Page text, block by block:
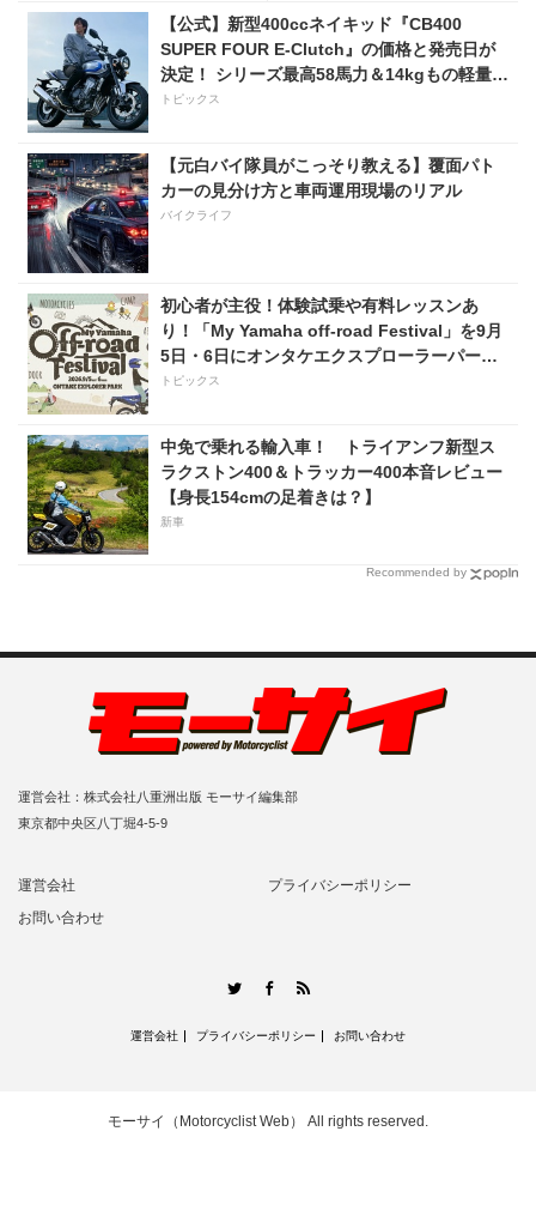
置きの98万100円！
【公式】新型400ccネイキッド『CB400
SUPER FOUR E-Clutch』の価格と発売日が
決定！ シリーズ最高58馬力＆14kgもの軽量
化!? 完全に「旧CB400SF」を超えた!?
トピックス
【元白バイ隊員がこっそり教える】覆面パト
カーの見分け方と車両運用現場のリアル
バイクライフ
初心者が主役！体験試乗や有料レッスンあ
り！「My Yamaha off-road Festival」を9月
5日・6日にオンタケエクスプローラーパーク
で実施！
トピックス
中免で乗れる輸入車！ トライアンフ新型ス
ラクストン400＆トラッカー400本音レビュー
【身長154cmの足着きは？】
新車
Recommended by
運営会社：株式会社八重洲出版 モーサイ編集部
東京都中央区八丁堀4-5-9
運営会社
プライバシーポリシー
お問い合わせ
TwitterFacebook
運営会社 プライバシーポリシー お問い合わせ
モーサイ（Motorcyclist Web） All rights reserved.